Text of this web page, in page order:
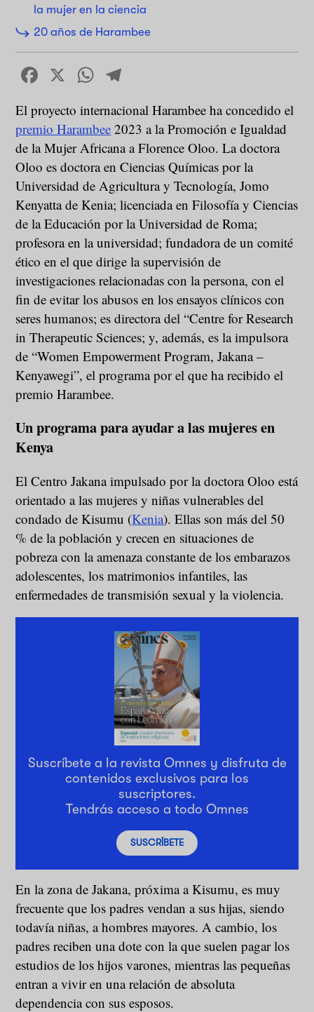
la mujer en la ciencia
20 años de Harambee
Facebook
X WhatsApp
El proyecto internacional Harambee ha concedido el
premio Harambee 2023 a la Promoción e Igualdad
de la Mujer Africana a Florence Oloo. La doctora
Oloo es doctora en Ciencias Químicas por la
Universidad de Agricultura y Tecnología, Jomo
Kenyatta de Kenia; licenciada en Filosofía y Ciencias
de la Educación por la Universidad de Roma;
profesora en la universidad; fundadora de un comité
ético en el que dirige la supervisión de
investigaciones relacionadas con la persona, con el
fin de evitar los abusos en los ensayos clínicos con
seres humanos; es directora del “Centre for Research
in Therapeutic Sciences; y, además, es la impulsora
de “Women Empowerment Program, Jakana –
Kenyawegi”, el programa por el que ha recibido el
premio Harambee.
Un programa para ayudar a las mujeres en
Kenya
El Centro Jakana impulsado por la doctora Oloo está
orientado a las mujeres y niñas vulnerables del
condado de Kisumu (Kenia). Ellas son más del 50
% de la población y crecen en situaciones de
pobreza con la amenaza constante de los embarazos
adolescentes, los matrimonios infantiles, las
enfermedades de transmisión sexual y la violencia.
Suscríbete a la revista Omnes y disfruta de
contenidos exclusivos para los
suscriptores.
Tendrás acceso a todo Omnes
SUSCRÍBETE
En la zona de Jakana, próxima a Kisumu, es muy
frecuente que los padres vendan a sus hijas, siendo
todavía niñas, a hombres mayores. A cambio, los
padres reciben una dote con la que suelen pagar los
estudios de los hijos varones, mientras las pequeñas
entran a vivir en una relación de absoluta
dependencia con sus esposos.